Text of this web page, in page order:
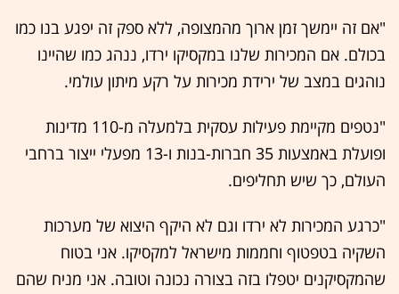
"אם זה יימשך זמן ארוך מהמצופה, ללא ספק זה יפגע בנו כמו
בכולם. אם המכירות שלנו במקסיקו ירדו, ננהג כמו שהיינו
נוהגים במצב של ירידת מכירות על רקע מיתון עולמי.
"נטפים מקיימת פעילות עסקית בלמעלה מ-110 מדינות
ופועלת באמצעות 35 חברות-בנות ו-13 מפעלי ייצור ברחבי
העולם, כך שיש תחליפים.
"כרגע המכירות לא ירדו וגם לא היקף היצוא של מערכות
השקיה בטפטוף וחממות מישראל למקסיקו. אני בטוח
שהמקסיקנים יטפלו בזה בצורה נכונה וטובה. אני מניח שהם